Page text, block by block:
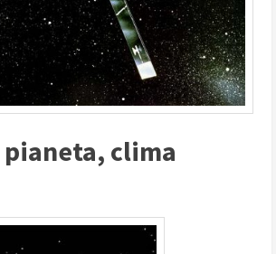
pianeta, clima